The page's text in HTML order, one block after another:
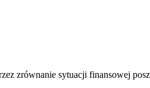
zrównanie sytuacji finansowej